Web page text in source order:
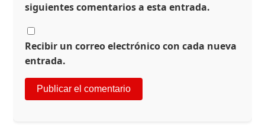
siguientes comentarios a esta entrada.
Recibir un correo electrónico con cada nueva
entrada.